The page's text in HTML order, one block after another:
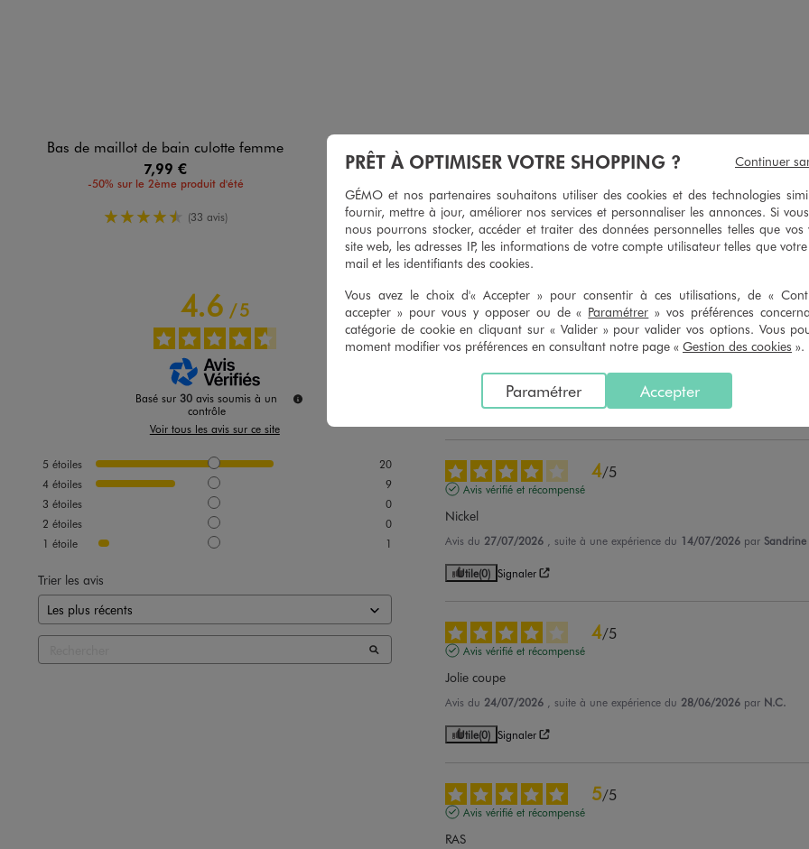
Bas de maillot de bain culotte femme
7,99 €
-50% sur le 2ème produit d'été
4.5/5 de moyenne
(33 avis)
Maillot de bain 1 pièce avec liens à nouer dans le cou femme
19,99 €
4.5/5 de moyenne
(22 avis)
12,99 €
4.5/5 de(21
4.6/5
Basé sur30 avis soumis à un
contrôle
Voir tous les avis sur ce site
5 étoiles
20
4 étoiles
9
3 étoiles
0
2 étoiles
0
1 étoile 1
Trier les avis
5/5
Avis vérifié et récompensé
Parfait
Avis du03/08/2026 , suite à une expérience du 21/07/2026
(0) Signaler
4/5
Avis vérifié et récompensé
Nickel
Avis du 27/07/2026 , suite à une expérience du 14/07/2026 par
Utile(0) Signaler
4/5
Avis vérifié et récompensé
Jolie coupe
Avis du 24/07/2026 , suite à une expérience du 28/06/2026 par N.C.
Utile(0) Signaler
5/5
Avis vérifié et récompensé
RAS
PRÊT À OPTIMISER VOTRE SHOPPING ?
GÉMO et nos partenaires souhaitons utiliser des cookies et des technologies
fournir, mettre à jour, améliorer nos services et personnaliser les annonces. Si
nous pourrons stocker, accéder et traiter des données personnelles telles que vos
site web, les adresses IP, les informations de votre compte utilisateur telles que
mail et les identifiants des cookies.
Vous avez le choix d'« Accepter » pour consentir à ces utilisations, de «
accepter » pour vous y opposer ou de « Paramétrer » vos préférences
catégorie de cookie en cliquant sur « Valider » pour valider vos options. Vous
moment modifier vos préférences en consultant notre page « Gestion des cookies ».
Accepter
Paramétrer
Continuer